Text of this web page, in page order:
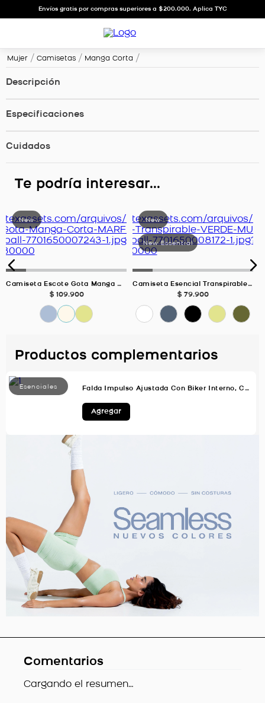
Envíos gratis por compras superiores a $200.000. Aplica TYC
Mujer Camisetas Manga Corta
Descripción
Especificaciones
Cuidados
Te podría interesar...
Camiseta Escote Gota Manga Corta MARFIL Para Mujer
$ 109.900
Camiseta Esencial Transpirable, Color VERDE MUSGO Para Mujer
$ 79.900
Productos complementarios
Falda Impulso Ajustada Con Biker Interno, Color Uva Para Mujer
Agregar
Comentarios
Cargando el resumen…